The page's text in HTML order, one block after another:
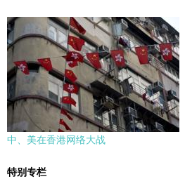
中、美在香港网络大战
特别专栏